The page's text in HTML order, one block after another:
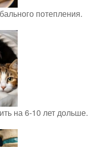
потепления.
на 6-10 лет дольше.